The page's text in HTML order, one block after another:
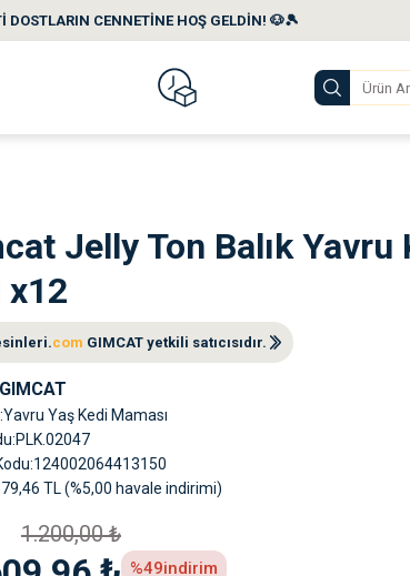
CENNETİNE HOŞ GELDİN! 🐶🎾
Jelly Ton Balık
x12
com GIMCAT yetkili satıcısıdır.
GIMCAT
Yavru Yaş Kedi Maması
PLK.02047
124002064413150
TL (%5,00 havale indirimi)
1.200,00 ₺
%49indirim